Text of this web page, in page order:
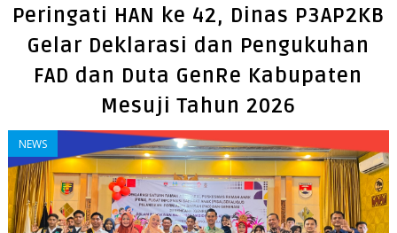
Peringati HAN ke 42, Dinas P3AP2KB
Gelar Deklarasi dan Pengukuhan
FAD dan Duta GenRe Kabupaten
Mesuji Tahun 2026
NEWS